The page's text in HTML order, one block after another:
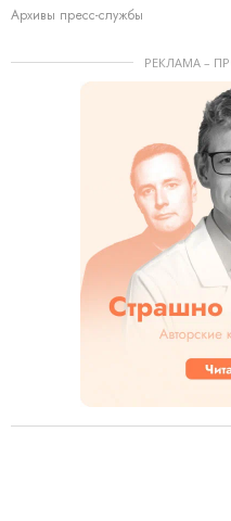
Архивы пресс-службы
РЕКЛАМА –